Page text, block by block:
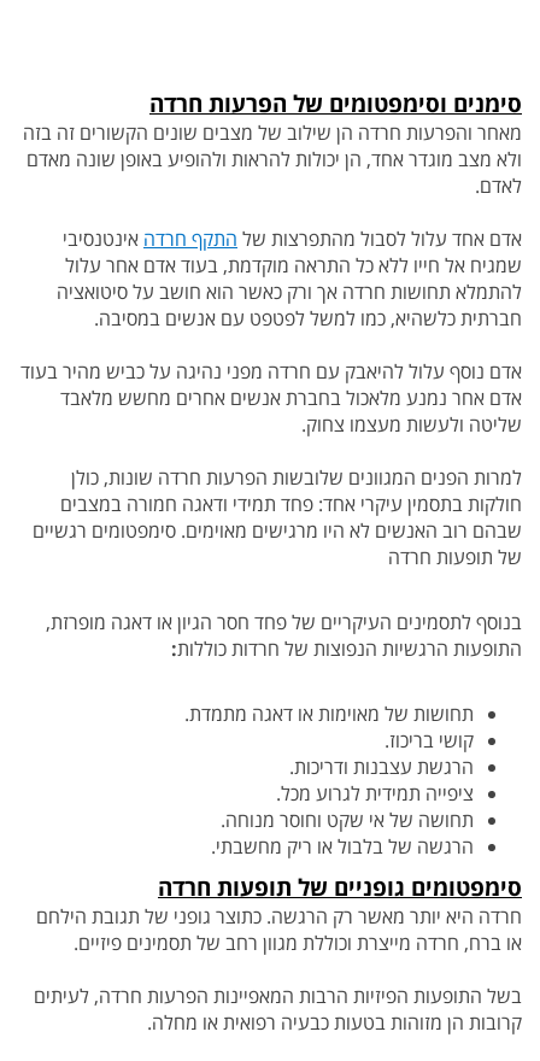
סימנים וסימפטומים של הפרעות חרדה
מאחר והפרעות חרדה הן שילוב של מצבים שונים הקשורים זה בזה
ולא מצב מוגדר אחד, הן יכולות להראות ולהופיע באופן שונה מאדם
לאדם.
אדם אחד עלול לסבול מהתפרצות של התקף חרדה אינטנסיבי
שמגיח אל חייו ללא כל התראה מוקדמת, בעוד אדם אחר עלול
להתמלא תחושות חרדה אך ורק כאשר הוא חושב על סיטואציה
חברתית כלשהיא, כמו למשל לפטפט עם אנשים במסיבה.
אדם נוסף עלול להיאבק עם חרדה מפני נהיגה על כביש מהיר בעוד
אדם אחר נמנע מלאכול בחברת אנשים אחרים מחשש מלאבד
שליטה ולעשות מעצמו צחוק.
למרות הפנים המגוונים שלובשות הפרעות חרדה שונות, כולן
חולקות בתסמין עיקרי אחד: פחד תמידי ודאגה חמורה במצבים
שבהם רוב האנשים לא היו מרגישים מאוימים. סימפטומים רגשיים
של תופעות חרדה
בנוסף לתסמינים העיקריים של פחד חסר הגיון או דאגה מופרזת,
התופעות הרגשיות הנפוצות של חרדות כוללות:
תחושות של מאוימות או דאגה מתמדת.
קושי בריכוז.
הרגשת עצבנות ודריכות.
ציפייה תמידית לגרוע מכל.
תחושה של אי שקט וחוסר מנוחה.
הרגשה של בלבול או ריק מחשבתי.
סימפטומים גופניים של תופעות חרדה
חרדה היא יותר מאשר רק הרגשה. כתוצר גופני של תגובת הילחם
או ברח, חרדה מייצרת וכוללת מגוון רחב של תסמינים פיזיים.
בשל התופעות הפיזיות הרבות המאפיינות הפרעות חרדה, לעיתים
קרובות הן מזוהות בטעות כבעיה רפואית או מחלה.